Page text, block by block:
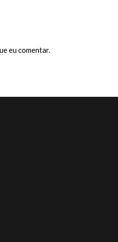
eu comentar.